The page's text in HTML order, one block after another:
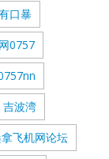
口暴
0757
吉波湾
飞机网论坛